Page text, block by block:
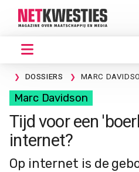
DOSSIERS MARC
Marc Davidson
Tijd voor een
internet?
Op internet is de